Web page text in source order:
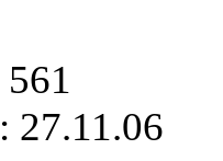
27.11.06